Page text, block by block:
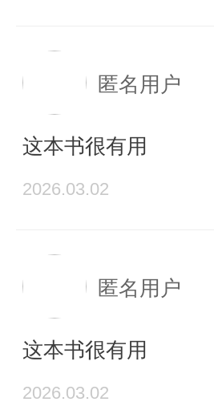
匿名用户
这本书很有用
2026.03.02
匿名用户
这本书很有用
2026.03.02